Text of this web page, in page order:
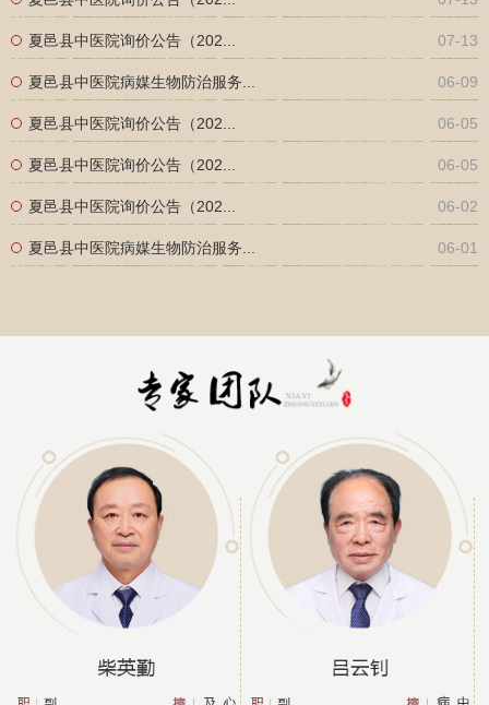
夏邑县中医院询价公告（202... 07-13
夏邑县中医院病媒生物防治服务... 06-09
夏邑县中医院询价公告（202... 06-05
夏邑县中医院询价公告（202... 06-05
夏邑县中医院询价公告（202... 06-02
夏邑县中医院病媒生物防治服务... 06-01